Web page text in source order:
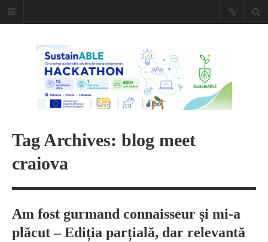
Caiet de
insemnari
DESCARCĂ!
Tag Archives: blog meet
craiova
Am fost gurmand connaisseur și mi-a
plăcut – Ediția parțială, dar relevantă